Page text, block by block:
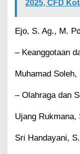
2025, CFD
Ejo, S. Ag., M.
– Keanggotaan
Muhamad Soleh,
– Olahraga dan
Ujang Rukmana,
Sri Handayani,